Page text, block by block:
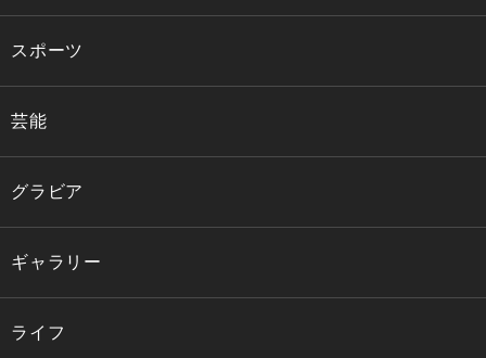
スポーツ
芸能
グラビア
ギャラリー
ライフ